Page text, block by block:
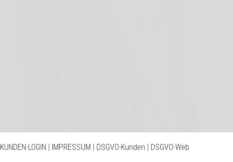
KUNDEN-LOGIN IMPRESSUM DSGVO-Kunden DSGVO-Web